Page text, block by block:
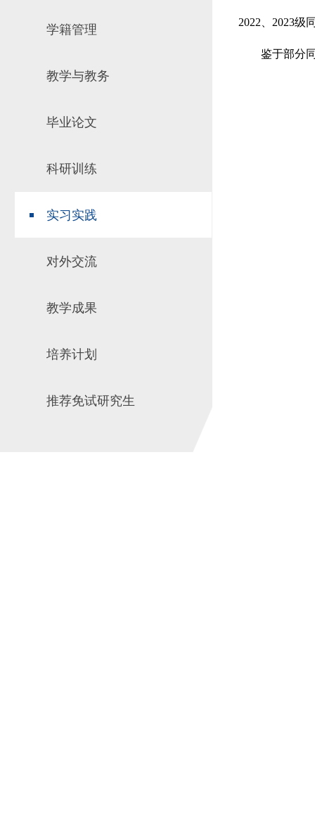
学籍管理
教学与教务
毕业论文
科研训练
实习实践
对外交流
教学成果
培养计划
推荐免试研究生
2022 2023级
鉴于部分